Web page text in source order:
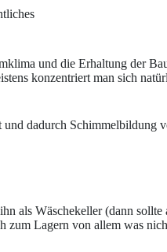
und die Erhaltung der
konzentriert man sich
dadurch Schimmelbildung
als Wäschekeller (dann sollte
zum Lagern von allem was